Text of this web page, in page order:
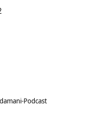
Podcast